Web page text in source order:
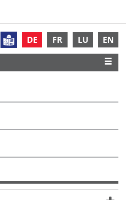
DE FR LU EN